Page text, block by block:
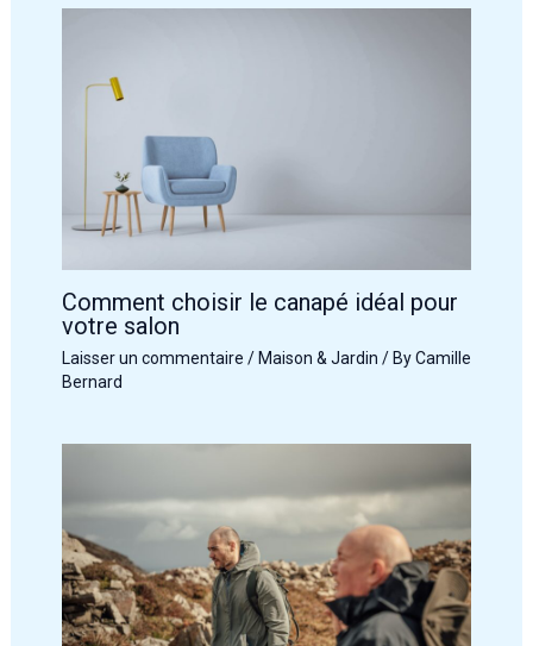
Comment choisir le canapé idéal pour
votre salon
Laisser un commentaire / Maison & Jardin / ByCamille
Bernard